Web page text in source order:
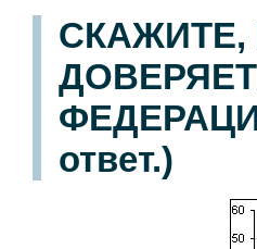
ответ.)